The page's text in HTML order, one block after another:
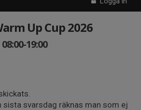
Up Cup 2026
19:00
sista svarsdag räknas man som ej